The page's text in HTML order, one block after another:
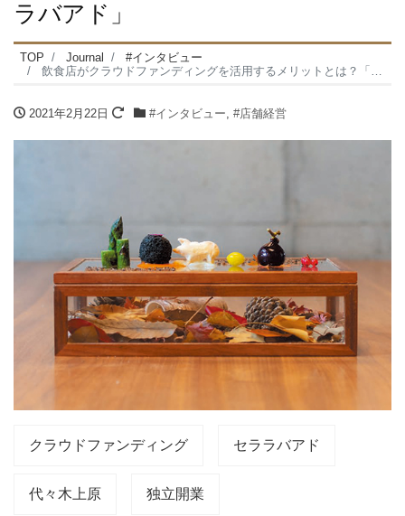
ラバアド」
TOP Journal
#インタビュー
飲食店がクラウドファンディングを活用するメリットとは？「セララバアド」
2021年2月22日 #インタビュー, #店舗経営
クラウドファンディング セララバアド
代々木上原 独立開業